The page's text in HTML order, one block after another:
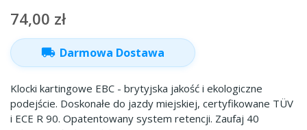
74,00 zł
local_shipping Darmowa Dostawa
Klocki kartingowe EBC - brytyjska jakość i ekologiczne
podejście. Doskonałe do jazdy miejskiej, certyfikowane TÜV
i ECE R 90. Opatentowany system retencji. Zaufaj 40